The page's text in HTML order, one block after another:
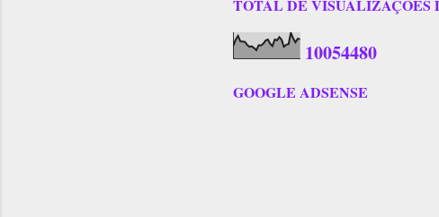
TOTAL DE VISUALIZAÇÕES
10054480
GOOGLE ADSENSE